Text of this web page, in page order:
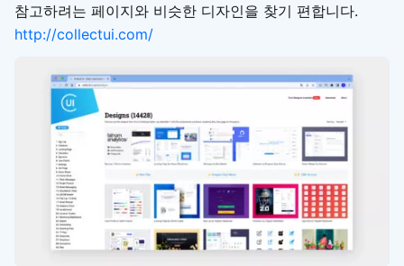
참고하려는 페이지와 비슷한 디자인을 찾기 편합니다.
http://collectui.com/